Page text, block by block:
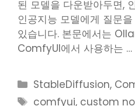
된 모델을 다운받아두면,
인공지능 모델에게 질문
있습니다. 본문에서는
ComfyUI에서 사용하는 …
Categories
StableDiffusion,
Tags
comfyui, custom